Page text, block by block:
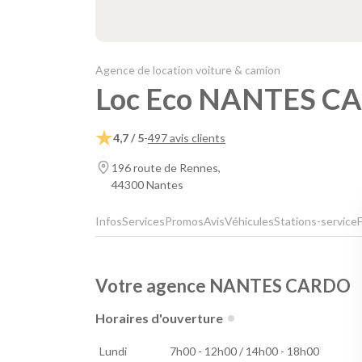
Agence de location voiture & camion
Loc Eco NANTES
4,7 / 5-497 avis clients
196 route de Rennes,
44300 Nantes
InfosServicesPromosAvisVéhiculesStations-service
Votre agence NANTES CARDO
Horaires d'ouverture
Lundi 7h00 - 12h00 / 14h00 - 18h00